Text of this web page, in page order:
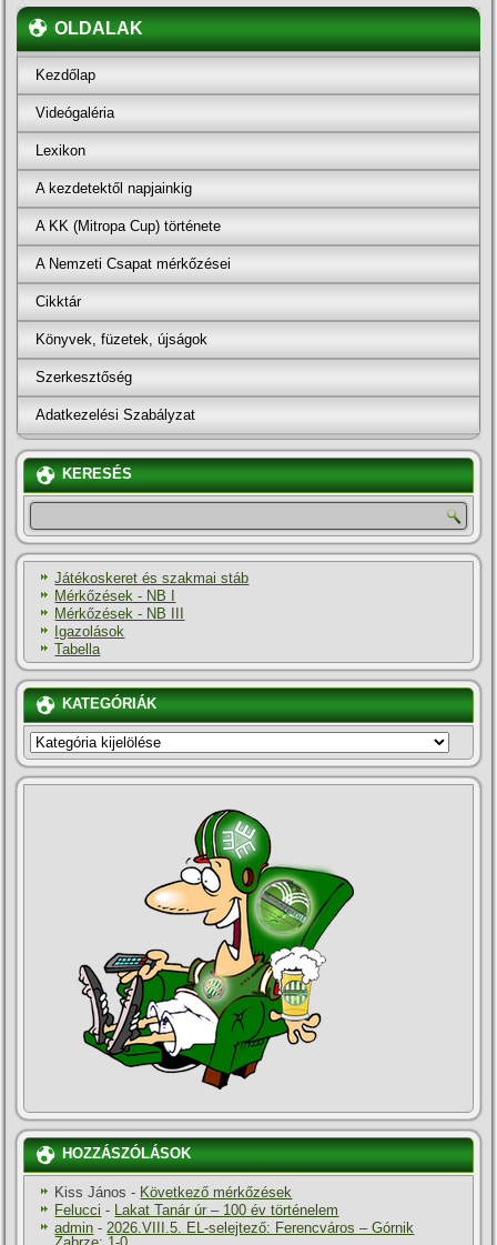
OLDALAK
Kezdőlap
Videógaléria
Lexikon
A kezdetektől napjainkig
A KK (Mitropa Cup) története
A Nemzeti Csapat mérkőzései
Cikktár
Könyvek, füzetek, újságok
Szerkesztőség
Adatkezelési Szabályzat
KERESÉS
Játékoskeret és szakmai stáb
Mérkőzések - NB I
Mérkőzések - NB III
Igazolások
Tabella
KATEGÓRIÁK
KATEGÓRIÁK
HOZZÁSZÓLÁSOK
Kiss János - Következő mérkőzések
Felucci - Lakat Tanár úr – 100 év történelem
admin -2026.VIII.5. EL-selejtező: Ferencváros – Górnik